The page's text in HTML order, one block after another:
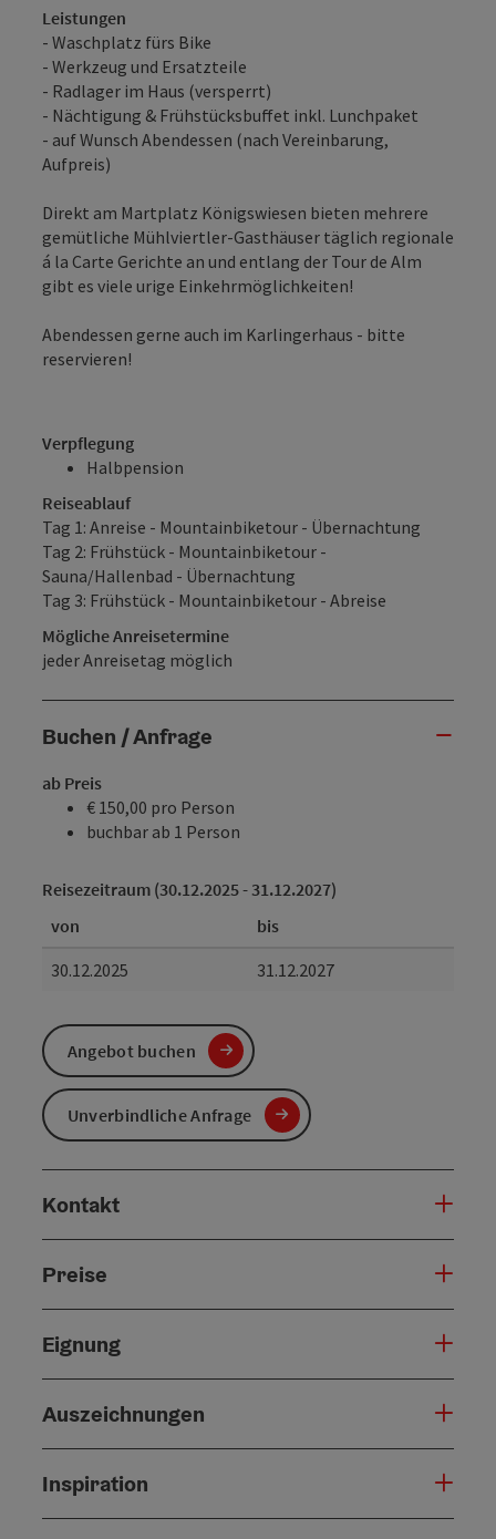
Leistungen
- Waschplatz fürs Bike
- Werkzeug und Ersatzteile
- Radlager im Haus (versperrt)
- Nächtigung & Frühstücksbuffet inkl. Lunchpaket
- auf Wunsch Abendessen (nach Vereinbarung,
Aufpreis)
Direkt am Martplatz Königswiesen bieten mehrere
gemütliche Mühlviertler-Gasthäuser täglich regionale
á la Carte Gerichte an und entlang der Tour de Alm
gibt es viele urige Einkehrmöglichkeiten!
Abendessen gerne auch im Karlingerhaus - bitte
reservieren!
Verpflegung
Halbpension
Reiseablauf
Tag 1: Anreise - Mountainbiketour - Übernachtung
Tag 2: Frühstück - Mountainbiketour -
Sauna/Hallenbad - Übernachtung
Tag 3: Frühstück - Mountainbiketour - Abreise
Mögliche Anreisetermine
jeder Anreisetag möglich
Buchen / Anfrage
ab Preis
€ 150,00 pro Person
buchbar ab 1 Person
Reisezeitraum (30.12.2025 - 31.12.2027)
von
bis
30.12.2025
31.12.2027
Angebot buchen
Unverbindliche Anfrage
Kontakt
Preise
Eignung
Auszeichnungen
Inspiration